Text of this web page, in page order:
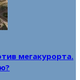
мегакурорта.